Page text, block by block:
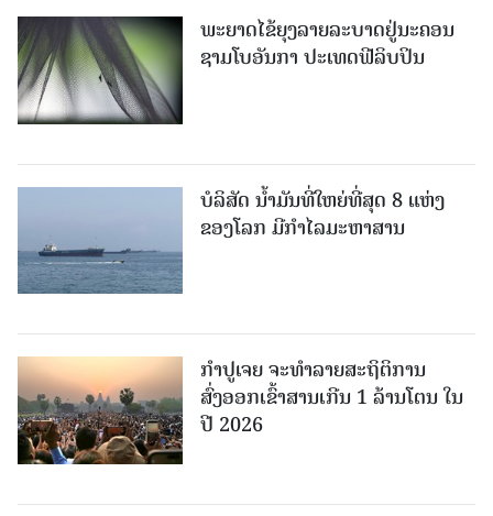
ພະຍາດໄຂ້ຍຸງລາຍລະບາດຢູ່ນະຄອນ
ຊາມໂບ​ອັນກາ ປະເທດຟີລິບປິນ
ບໍລິສັດ ນ້ຳມັນທີ່ໃຫຍ່ທີ່ສຸດ 8 ແຫ່ງ
ຂອງໂລກ ມີກຳໄລມະຫາສານ
ກຳປູເຈຍ ຈະທຳລາຍສະຖິຕິການ
ສົ່ງອອກເຂົ້າສານເກີນ 1 ລ້ານໂຕນ ໃນ
ປີ 2026